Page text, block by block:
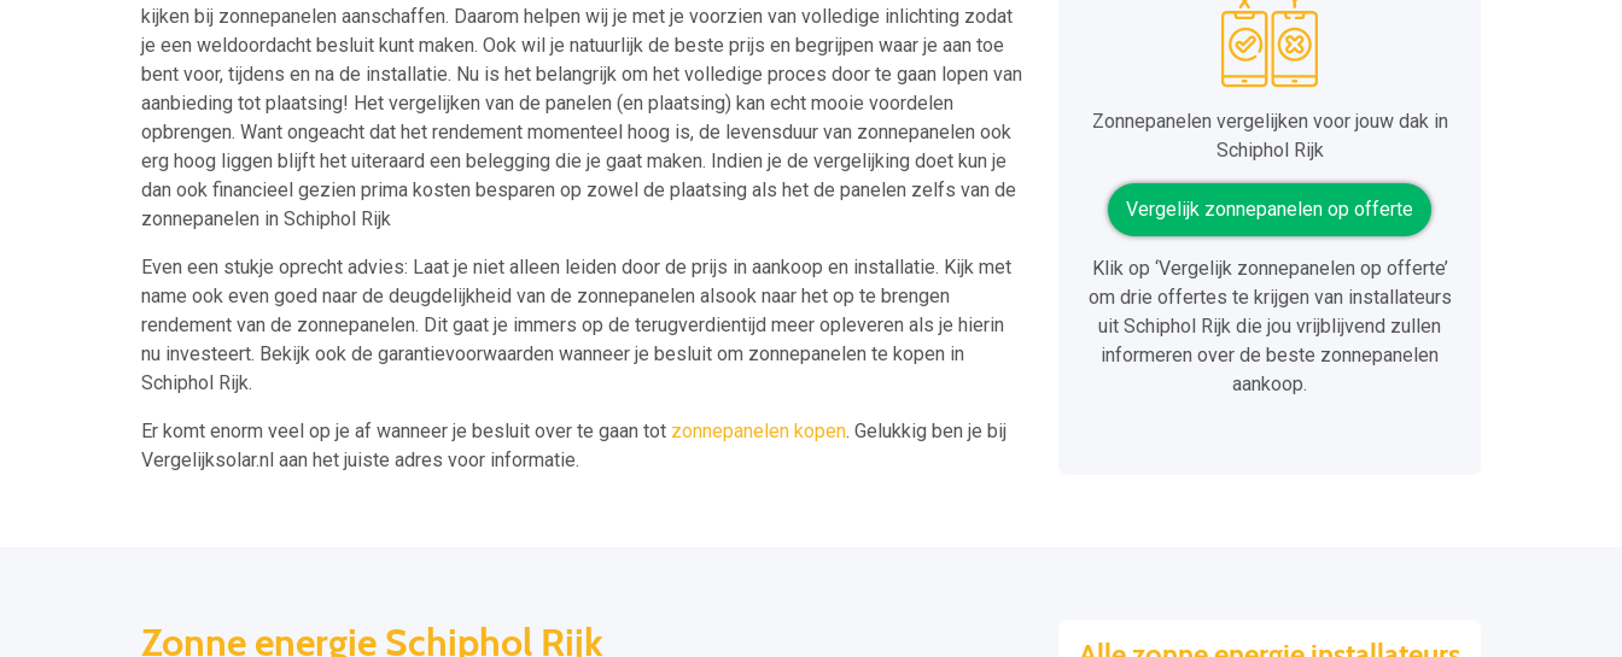
kijken bij zonnepanelen aanschaffen. Daarom helpen wij je met je voorzien van volledige inlichting zodat
je een weldoordacht besluit kunt maken. Ook wil je natuurlijk de beste prijs en begrijpen waar je aan toe
bent voor, tijdens en na de installatie. Nu is het belangrijk om het volledige proces door te gaan lopen van
aanbieding tot plaatsing! Het vergelijken van de panelen (en plaatsing) kan echt mooie voordelen
opbrengen. Want ongeacht dat het rendement momenteel hoog is, de levensduur van zonnepanelen ook
erg hoog liggen blijft het uiteraard een belegging die je gaat maken. Indien je de vergelijking doet kun je
dan ook financieel gezien prima kosten besparen op zowel de plaatsing als het de panelen zelfs van de
zonnepanelen in Schiphol Rijk
Even een stukje oprecht advies: Laat je niet alleen leiden door de prijs in aankoop en installatie. Kijk met
name ook even goed naar de deugdelijkheid van de zonnepanelen alsook naar het op te brengen
rendement van de zonnepanelen. Dit gaat je immers op de terugverdientijd meer opleveren als je hierin
nu investeert. Bekijk ook de garantievoorwaarden wanneer je besluit om zonnepanelen te kopen in
Schiphol Rijk.
Er komt enorm veel op je af wanneer je besluit over te gaan tot zonnepanelen kopen. Gelukkig ben je bij
Vergelijksolar.nl aan het juiste adres voor informatie.
Zonnepanelen vergelijken voor jouw dak in
Schiphol Rijk
Vergelijk zonnepanelen op offerte
Klik op ‘Vergelijk zonnepanelen op offerte’
om drie offertes te krijgen van installateurs
uit Schiphol Rijk die jou vrijblijvend zullen
informeren over de beste zonnepanelen
aankoop.
Zonne energie Schiphol Rijk